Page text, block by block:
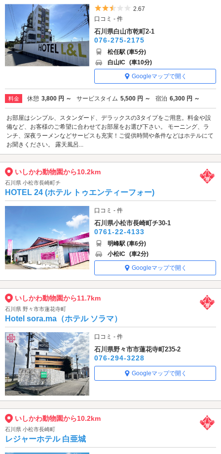
5つ星のうち2.5
2.67
口コミ - 件
石川県白山市乾町2-1
076-275-2175
松任駅 (車5分)
白山IC (車10分)
Googleマップで開く
料金 休憩 3,800 円 ～ サービスタイム 5,500 円 ～ 宿泊 6,300 円 ～
お部屋はシンプル、スタンダード、デラックスの3タイプをご用意。料金や設
備など、お客様のご希望に合わせてお部屋をお選び下さい。 モーニング、ラ
ンチ、深夜ラーメンなどサービスも充実！ご提供時間や条件などはホテルにて
お聞きください。 露天風呂...
いしかわ動物園から10.2km
石川県 小松市長崎町チ
HOTEL 24 (ホテル トゥエンティーフォー)
口コミ - 件
石川県小松市長崎町チ30-1
0761-22-4133
明峰駅 (車6分)
小松IC (車2分)
Googleマップで開く
いしかわ動物園から11.7km
石川県 野々市市蓮花寺町
Hotel sora.ma（ホテル ソラマ）
口コミ - 件
石川県野々市市蓮花寺町235-2
076-294-3228
Googleマップで開く
いしかわ動物園から10.2km
石川県 小松市長崎町
レジャーホテル 白亜城